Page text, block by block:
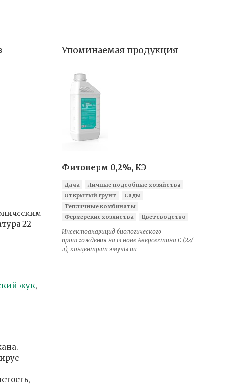
22-
жук,
Упоминаемая продукция
Фитоверм 0,2%, КЭ
Дача
Личные подсобные хозяйства
Открытый грунт
Сады
Тепличные комбинаты
Фермерские хозяйства
Цветоводство
Инсектоакарицид биологического
происхождения на основе Аверсектина С (2г/
л), концентрат эмульсии